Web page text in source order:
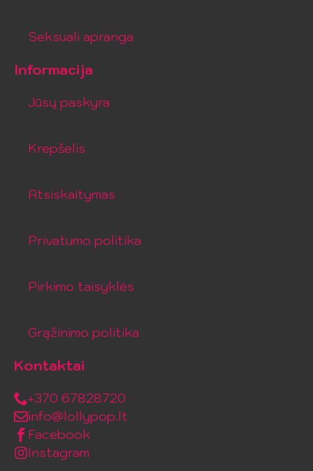
Seksuali apranga
Informacija
Jūsų paskyra
Krepšelis
Atsiskaitymas
Privatumo politika
Pirkimo taisyklės
Grąžinimo politika
Kontaktai
+370 67828720
info@lollypop.lt
Facebook
Instagram